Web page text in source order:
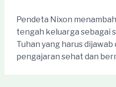
Pendeta Nixon
tengah keluarga sebagai
Tuhan yang harus
pengajaran sehat dan